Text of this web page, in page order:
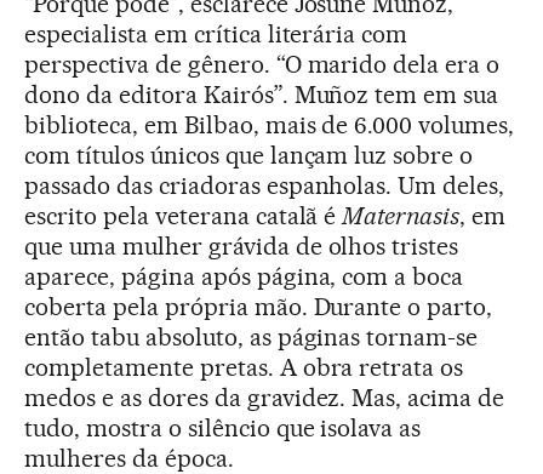
especialista em crítica literária com
perspectiva de gênero. “O marido dela era o
dono da editora Kairós”. Muñoz tem em sua
biblioteca, em Bilbao, mais de 6.000 volumes,
com títulos únicos que lançam luz sobre o
passado das criadoras espanholas. Um deles,
escrito pela veterana catalã éMaternasis, em
que uma mulher grávida de olhos tristes
aparece, página após página, com a boca
coberta pela própria mão. Durante o parto,
então tabu absoluto, as páginas tornam-se
completamente pretas. A obra retrata os
medos e as dores da gravidez. Mas, acima de
tudo, mostra o silêncio que isolava as
mulheres da época.